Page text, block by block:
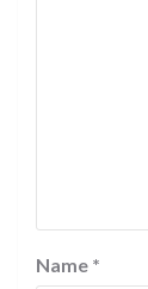
Name *